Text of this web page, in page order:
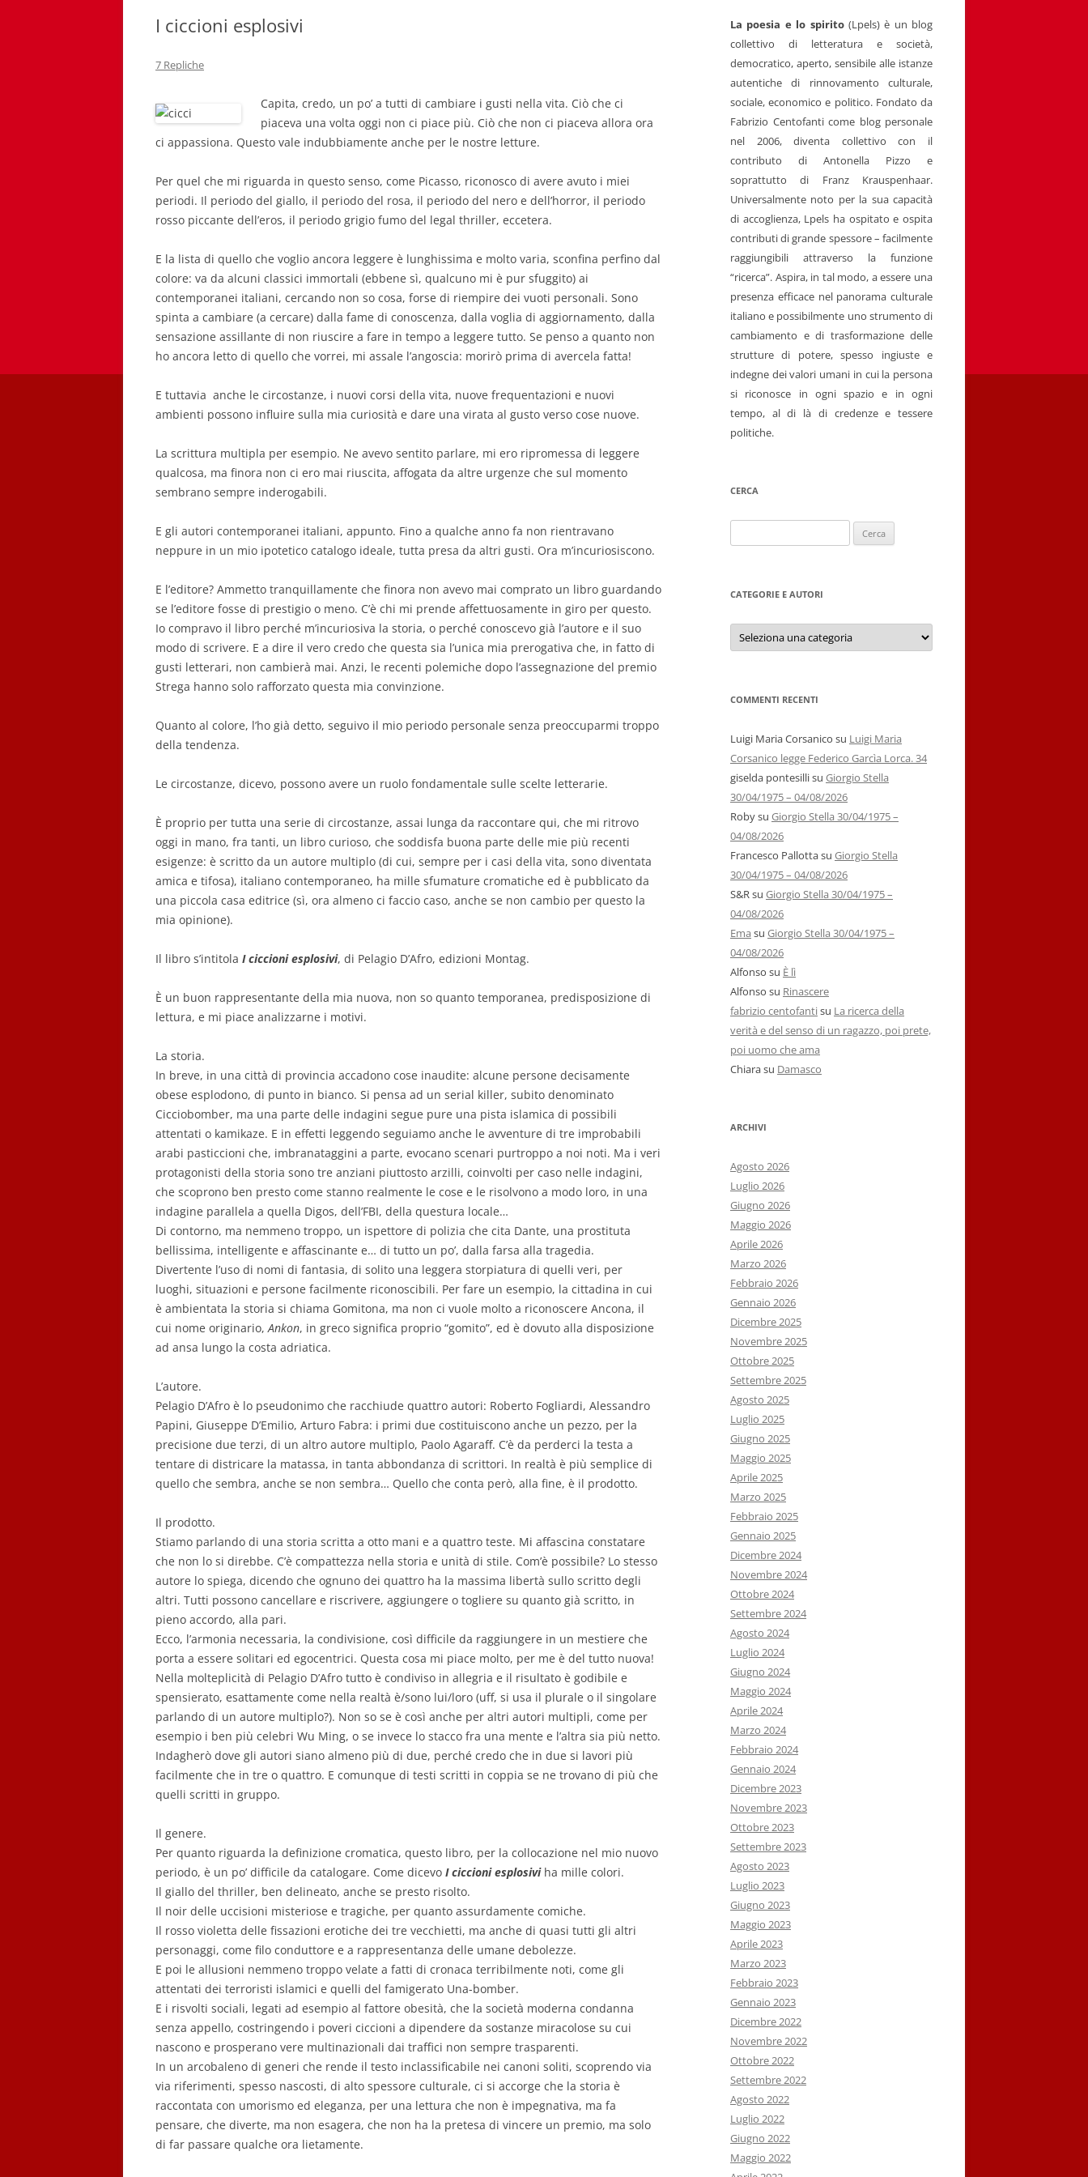
KIKA BOHR
MONICA MAZZITELLI
RICCARDO FERRAZZI
ROBERTO PLEVANO
STEFANIE GOLISCH
I ciccioni esplosivi
7 Repliche
Capita, credo, un po’ a tutti di cambiare i gusti nella vita. Ciò che ci
piaceva una volta oggi non ci piace più. Ciò che non ci piaceva allora ora
ci appassiona. Questo vale indubbiamente anche per le nostre letture.
Per quel che mi riguarda in questo senso, come Picasso, riconosco di avere avuto i miei
periodi. Il periodo del giallo, il periodo del rosa, il periodo del nero e dell’horror, il periodo
rosso piccante dell’eros, il periodo grigio fumo del legal thriller, eccetera.
E la lista di quello che voglio ancora leggere è lunghissima e molto varia, sconfina perfino dal
colore: va da alcuni classici immortali (ebbene sì, qualcuno mi è pur sfuggito) ai
contemporanei italiani, cercando non so cosa, forse di riempire dei vuoti personali. Sono
spinta a cambiare (a cercare) dalla fame di conoscenza, dalla voglia di aggiornamento, dalla
sensazione assillante di non riuscire a fare in tempo a leggere tutto. Se penso a quanto non
ho ancora letto di quello che vorrei, mi assale l’angoscia: morirò prima di avercela fatta!
E tuttavia anche le circostanze, i nuovi corsi della vita, nuove frequentazioni e nuovi
ambienti possono influire sulla mia curiosità e dare una virata al gusto verso cose nuove.
La scrittura multipla per esempio. Ne avevo sentito parlare, mi ero ripromessa di leggere
qualcosa, ma finora non ci ero mai riuscita, affogata da altre urgenze che sul momento
sembrano sempre inderogabili.
E gli autori contemporanei italiani, appunto. Fino a qualche anno fa non rientravano
neppure in un mio ipotetico catalogo ideale, tutta presa da altri gusti. Ora m’incuriosiscono.
E l’editore? Ammetto tranquillamente che finora non avevo mai comprato un libro guardando
se l’editore fosse di prestigio o meno. C’è chi mi prende affettuosamente in giro per questo.
Io compravo il libro perché m’incuriosiva la storia, o perché conoscevo già l’autore e il suo
modo di scrivere. E a dire il vero credo che questa sia l’unica mia prerogativa che, in fatto di
gusti letterari, non cambierà mai. Anzi, le recenti polemiche dopo l’assegnazione del premio
Strega hanno solo rafforzato questa mia convinzione.
Quanto al colore, l’ho già detto, seguivo il mio periodo personale senza preoccuparmi troppo
della tendenza.
Le circostanze, dicevo, possono avere un ruolo fondamentale sulle scelte letterarie.
È proprio per tutta una serie di circostanze, assai lunga da raccontare qui, che mi ritrovo
oggi in mano, fra tanti, un libro curioso, che soddisfa buona parte delle mie più recenti
esigenze: è scritto da un autore multiplo (di cui, sempre per i casi della vita, sono diventata
amica e tifosa), italiano contemporaneo, ha mille sfumature cromatiche ed è pubblicato da
una piccola casa editrice (sì, ora almeno ci faccio caso, anche se non cambio per questo la
mia opinione).
Il libro s’intitola I ciccioni esplosivi, di Pelagio D’Afro, edizioni Montag.
È un buon rappresentante della mia nuova, non so quanto temporanea, predisposizione di
lettura, e mi piace analizzarne i motivi.
La storia.
In breve, in una città di provincia accadono cose inaudite: alcune persone decisamente
obese esplodono, di punto in bianco. Si pensa ad un serial killer, subito denominato
Cicciobomber, ma una parte delle indagini segue pure una pista islamica di possibili
attentati o kamikaze. E in effetti leggendo seguiamo anche le avventure di tre improbabili
arabi pasticcioni che, imbranataggini a parte, evocano scenari purtroppo a noi noti. Ma i veri
protagonisti della storia sono tre anziani piuttosto arzilli, coinvolti per caso nelle indagini,
che scoprono ben presto come stanno realmente le cose e le risolvono a modo loro, in una
indagine parallela a quella Digos, dell’FBI, della questura locale…
Di contorno, ma nemmeno troppo, un ispettore di polizia che cita Dante, una prostituta
bellissima, intelligente e affascinante e… di tutto un po’, dalla farsa alla tragedia.
Divertente l’uso di nomi di fantasia, di solito una leggera storpiatura di quelli veri, per
luoghi, situazioni e persone facilmente riconoscibili. Per fare un esempio, la cittadina in cui
è ambientata la storia si chiama Gomitona, ma non ci vuole molto a riconoscere Ancona, il
cui nome originario,Ankon, in greco significa proprio “gomito”, ed è dovuto alla disposizione
ad ansa lungo la costa adriatica.
L’autore.
Pelagio D’Afro è lo pseudonimo che racchiude quattro autori: Roberto Fogliardi, Alessandro
Papini, Giuseppe D’Emilio, Arturo Fabra: i primi due costituiscono anche un pezzo, per la
precisione due terzi, di un altro autore multiplo, Paolo Agaraff. C’è da perderci la testa a
tentare di districare la matassa, in tanta abbondanza di scrittori. In realtà è più semplice di
quello che sembra, anche se non sembra… Quello che conta però, alla fine, è il prodotto.
Il prodotto.
Stiamo parlando di una storia scritta a otto mani e a quattro teste. Mi affascina constatare
che non lo si direbbe. C’è compattezza nella storia e unità di stile. Com’è possibile? Lo stesso
autore lo spiega, dicendo che ognuno dei quattro ha la massima libertà sullo scritto degli
altri. Tutti possono cancellare e riscrivere, aggiungere o togliere su quanto già scritto, in
pieno accordo, alla pari.
Ecco, l’armonia necessaria, la condivisione, così difficile da raggiungere in un mestiere che
porta a essere solitari ed egocentrici. Questa cosa mi piace molto, per me è del tutto nuova!
Nella molteplicità di Pelagio D’Afro tutto è condiviso in allegria e il risultato è godibile e
spensierato, esattamente come nella realtà è/sono lui/loro (uff, si usa il plurale o il singolare
parlando di un autore multiplo?). Non so se è così anche per altri autori multipli, come per
esempio i ben più celebri Wu Ming, o se invece lo stacco fra una mente e l’altra sia più netto.
Indagherò dove gli autori siano almeno più di due, perché credo che in due si lavori più
facilmente che in tre o quattro. E comunque di testi scritti in coppia se ne trovano di più che
quelli scritti in gruppo.
Il genere.
Per quanto riguarda la definizione cromatica, questo libro, per la collocazione nel mio nuovo
periodo, è un po’ difficile da catalogare. Come dicevo I ciccioni esplosiviha mille colori.
Il giallo del thriller, ben delineato, anche se presto risolto.
Il noir delle uccisioni misteriose e tragiche, per quanto assurdamente comiche.
Il rosso violetta delle fissazioni erotiche dei tre vecchietti, ma anche di quasi tutti gli altri
personaggi, come filo conduttore e a rappresentanza delle umane debolezze.
E poi le allusioni nemmeno troppo velate a fatti di cronaca terribilmente noti, come gli
attentati dei terroristi islamici e quelli del famigerato Una-bomber.
E i risvolti sociali, legati ad esempio al fattore obesità, che la società moderna condanna
senza appello, costringendo i poveri ciccioni a dipendere da sostanze miracolose su cui
nascono e prosperano vere multinazionali dai traffici non sempre trasparenti.
In un arcobaleno di generi che rende il testo inclassificabile nei canoni soliti, scoprendo via
via riferimenti, spesso nascosti, di alto spessore culturale, ci si accorge che la storia è
raccontata con umorismo ed eleganza, per una lettura che non è impegnativa, ma fa
pensare, che diverte, ma non esagera, che non ha la pretesa di vincere un premio, ma solo
di far passare qualche ora lietamente.
La poesia e lo spirito(Lpels) è un blog
collettivo di letteratura e società,
democratico, aperto, sensibile alle istanze
autentiche di rinnovamento culturale,
sociale, economico e politico. Fondato da
Fabrizio Centofanti come blog personale
nel 2006, diventa collettivo con il
contributo di Antonella Pizzo e
soprattutto di Franz Krauspenhaar.
Universalmente noto per la sua capacità
di accoglienza, Lpels ha ospitato e ospita
contributi di grande spessore – facilmente
raggiungibili attraverso la funzione
“ricerca”. Aspira, in tal modo, a essere una
presenza efficace nel panorama culturale
italiano e possibilmente uno strumento di
cambiamento e di trasformazione delle
strutture di potere, spesso ingiuste e
indegne dei valori umani in cui la persona
si riconosce in ogni spazio e in ogni
tempo, al di là di credenze e tessere
politiche.
CERCA
per:
CATEGORIE E AUTORI
Categorie
autori
COMMENTI RECENTI
Luigi Maria Corsanico su Luigi Maria
Corsanico legge Federico Garcìa Lorca. 34
giselda pontesillisu Giorgio Stella
30/04/1975 – 04/08/2026
Robysu Giorgio Stella 30/04/1975 –
04/08/2026
Francesco Pallottasu Giorgio Stella
30/04/1975 – 04/08/2026
S&Rsu Giorgio Stella 30/04/1975 –
04/08/2026
Ema su Giorgio Stella 30/04/1975 –
04/08/2026
Alfonso su È lì
Alfonso su Rinascere
fabrizio centofantisu La ricerca della
verità e del senso di un ragazzo, poi prete,
poi uomo che ama
Chiarasu Damasco
ARCHIVI
Agosto 2026
Luglio 2026
Giugno 2026
Maggio 2026
Aprile 2026
Marzo 2026
Febbraio 2026
Gennaio 2026
Dicembre 2025
Novembre 2025
Ottobre 2025
Settembre 2025
Agosto 2025
Luglio 2025
Giugno 2025
Maggio 2025
Aprile 2025
Marzo 2025
Febbraio 2025
Gennaio 2025
Dicembre 2024
Novembre 2024
Ottobre 2024
Settembre 2024
Agosto 2024
Luglio 2024
Giugno 2024
Maggio 2024
Aprile 2024
Marzo 2024
Febbraio 2024
Gennaio 2024
Dicembre 2023
Novembre 2023
Ottobre 2023
Settembre 2023
Agosto 2023
Luglio 2023
Giugno 2023
Maggio 2023
Aprile 2023
Marzo 2023
Febbraio 2023
Gennaio 2023
Dicembre 2022
Novembre 2022
Ottobre 2022
Settembre 2022
Agosto 2022
Luglio 2022
Giugno 2022
Maggio 2022